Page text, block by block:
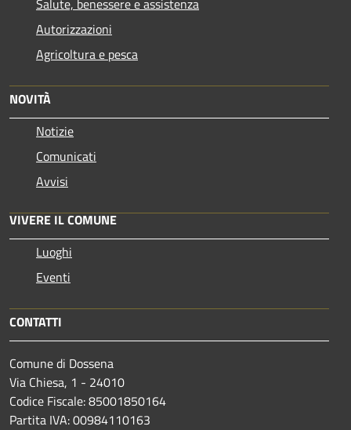
Autorizzazioni
Agricoltura e pesca
NOVITÀ
Notizie
Comunicati
Avvisi
VIVERE IL COMUNE
Luoghi
Eventi
CONTATTI
Comune di Dossena
Via Chiesa, 1 - 24010
Codice Fiscale: 85001850164
Partita IVA: 00984110163